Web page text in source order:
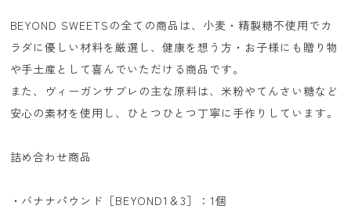
BEYOND SWEETSの全ての商品は、小麦・精製糖不使用でカ
ラダに優しい材料を厳選し、健康を想う方・お子様にも贈り物
や手土産として喜んでいただける商品です。
また、ヴィーガンサブレの主な原料は、米粉やてんさい糖など
安心の素材を使用し、ひとつひとつ丁寧に手作りしています。
詰め合わせ商品
・バナナパウンド［BEYOND1＆3］：1個